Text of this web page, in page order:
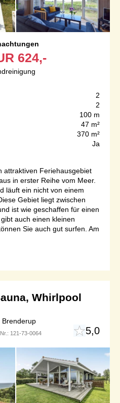
624,-
2
2
100 m
47 m²
370 m²
Ja
attraktiven Feriehausgebiet
in erster Reihe vom Meer.
läuft ein nicht von einem
Gebiet liegt zwischen
ist wie geschaffen für einen
auch einen kleinen
Sie auch gut surfen. Am
Whirlpool
Brenderup
121-73-0064 5,0